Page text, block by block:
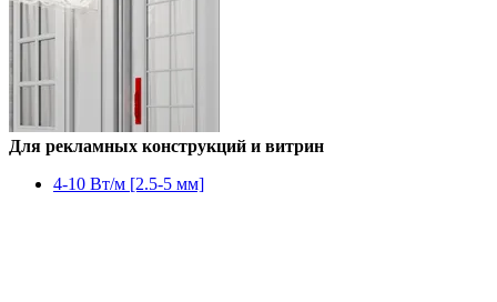
Для рекламных конструкций и витрин
4-10 Вт/м [2.5-5 мм]